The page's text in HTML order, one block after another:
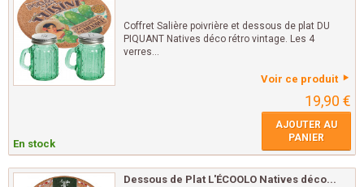
Coffret Salière poivrière et dessous de plat DU
PIQUANT Natives déco rétro vintage. Les 4
verres...
Voir ce produit
19,90 €
En stock
AJOUTER AU
PANIER
Dessous de Plat L'ÉCOOLO Natives déco...